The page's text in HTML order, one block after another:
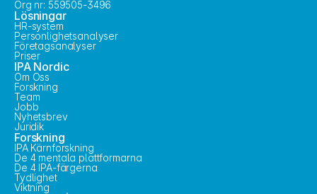
Org nr: 559505-3496
Lösningar
HR-system
Personlighetsanalyser
Företagsanalyser
Priser
IPA Nordic
Om Oss
Forskning
Team
Jobb
Nyhetsbrev
Juridik
Forskning
IPA Kärnforskning
De 4 mentala plattformarna
De 4 IPA-färgerna
Tydlighet
Viktning